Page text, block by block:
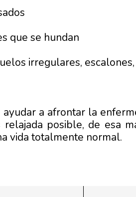
que se hundan
irregulares,
a afrontar la
posible, de esa
vida totalmente normal.